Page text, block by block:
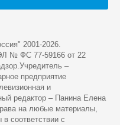
2001-2026.
№ ФС 77-59166 от 22
–
предприятие
и
редактор – Панина Елена
на любые материалы,
соответствии с